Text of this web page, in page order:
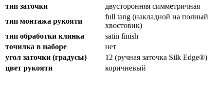
тип заточки
двусторонняя симметричная
тип монтажа рукояти
full tang (накладной на полный
хвостовик)
тип обработки клинка
satin finish
точилка в наборе
нет
угол заточки (градусы)
12 (ручная заточка Silk Edge®)
цвет рукояти
коричневый